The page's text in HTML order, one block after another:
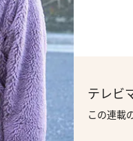
テレビ
この連載